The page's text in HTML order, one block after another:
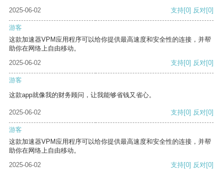
2025-06-02 支持[0] 反对[0]
游客
这款加速器VPM应用程序可以给你提供最高速度和安全性的连接，并帮
助你在网络上自由移动。
2025-06-02
支持[0] 反对[0]
游客
这款app就像我的财务顾问，让我能够省钱又省心。
2025-06-02 支持[0] 反对[0]
游客
这款加速器VPM应用程序可以给你提供最高速度和安全性的连接，并帮
助你在网络上自由移动。
2025-06-02
支持[0] 反对[0]